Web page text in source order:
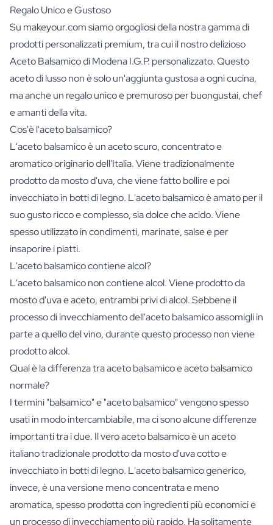
Regalo Unico e Gustoso
Su makeyour.com siamo orgogliosi della nostra gamma di
prodotti personalizzati premium, tra cui il nostro delizioso
Aceto Balsamico di Modena I.G.P. personalizzato. Questo
aceto di lusso non è solo un'aggiunta gustosa a ogni cucina,
ma anche un regalo unico e premuroso per buongustai, chef
e amanti della vita.
Cos'è l'aceto balsamico?
L'aceto balsamico è un aceto scuro, concentrato e
aromatico originario dell'Italia. Viene tradizionalmente
prodotto da mosto d'uva, che viene fatto bollire e poi
invecchiato in botti di legno. L'aceto balsamico è amato per il
suo gusto ricco e complesso, sia dolce che acido. Viene
spesso utilizzato in condimenti, marinate, salse e per
insaporire i piatti.
L'aceto balsamico contiene alcol?
L'aceto balsamico non contiene alcol. Viene prodotto da
mosto d'uva e aceto, entrambi privi di alcol. Sebbene il
processo di invecchiamento dell'aceto balsamico assomigli in
parte a quello del vino, durante questo processo non viene
prodotto alcol.
Qual è la differenza tra aceto balsamico e aceto balsamico
normale?
I termini "balsamico" e "aceto balsamico" vengono spesso
usati in modo intercambiabile, ma ci sono alcune differenze
importanti tra i due. Il vero aceto balsamico è un aceto
italiano tradizionale prodotto da mosto d'uva cotto e
invecchiato in botti di legno. L'aceto balsamico generico,
invece, è una versione meno concentrata e meno
aromatica, spesso prodotta con ingredienti più economici e
un processo di invecchiamento più rapido. Ha solitamente